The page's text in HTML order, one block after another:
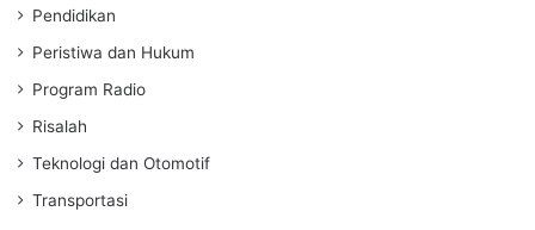
Pendidikan
Peristiwa dan Hukum
Program Radio
Risalah
Teknologi dan Otomotif
Transportasi